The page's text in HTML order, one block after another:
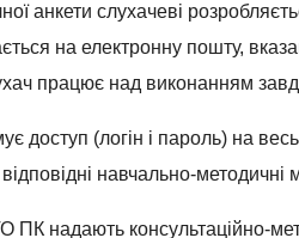
анкети слухачеві
на електронну пошту,
працює над виконанням
доступ (логін і пароль) на
навчально-
надають консультаційно-